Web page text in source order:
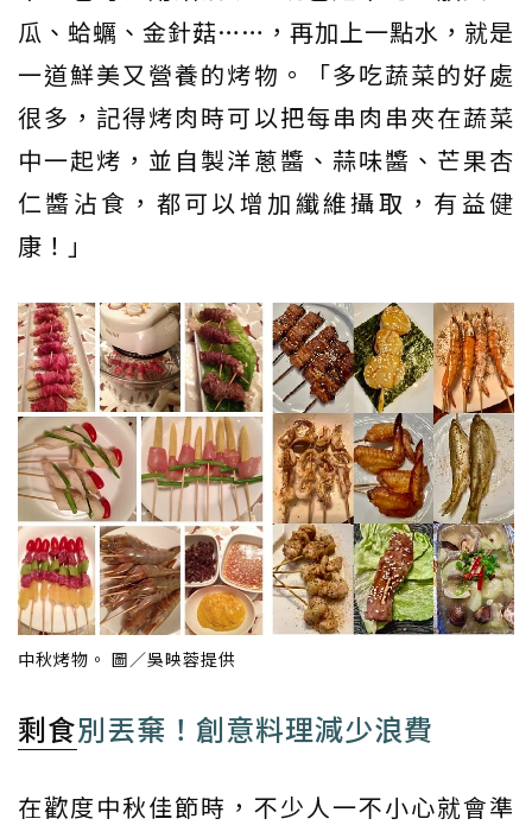
瓜、蛤蠣、金針菇……，再加上一點水，就是
一道鮮美又營養的烤物。「多吃蔬菜的好處
很多，記得烤肉時可以把每串肉串夾在蔬菜
中一起烤，並自製洋蔥醬、蒜味醬、芒果杏
仁醬沾食，都可以增加纖維攝取，有益健
康！」
中秋烤物。 圖／吳映蓉提供
剩食別丟棄！創意料理減少浪費
在歡度中秋佳節時，不少人一不小心就會準